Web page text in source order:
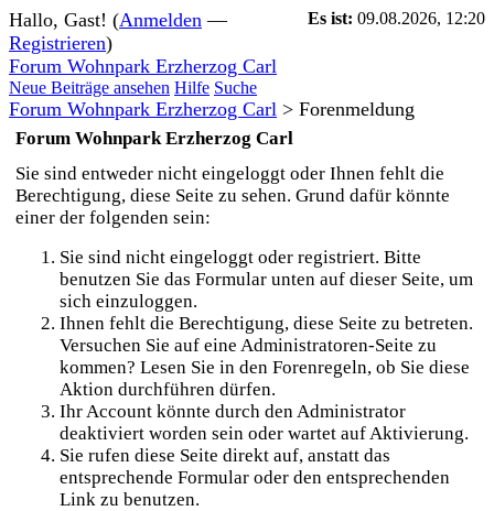
Es ist: 09.08.2026, 12:20
Hallo, Gast! (Anmelden —
Registrieren)
Forum Wohnpark Erzherzog Carl
Neue Beiträge ansehen Hilfe Suche
Forum Wohnpark Erzherzog Carl > Forenmeldung
Forum Wohnpark Erzherzog Carl
Sie sind entweder nicht eingeloggt oder Ihnen fehlt die
Berechtigung, diese Seite zu sehen. Grund dafür könnte
einer der folgenden sein:
Sie sind nicht eingeloggt oder registriert. Bitte
benutzen Sie das Formular unten auf dieser Seite, um
sich einzuloggen.
Ihnen fehlt die Berechtigung, diese Seite zu betreten.
Versuchen Sie auf eine Administratoren-Seite zu
kommen? Lesen Sie in den Forenregeln, ob Sie diese
Aktion durchführen dürfen.
Ihr Account könnte durch den Administrator
deaktiviert worden sein oder wartet auf Aktivierung.
Sie rufen diese Seite direkt auf, anstatt das
entsprechende Formular oder den entsprechenden
Link zu benutzen.